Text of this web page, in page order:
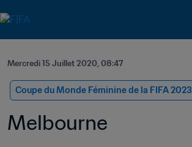
Mercredi 15 Juillet 2020, 08:47
Coupe du Monde Féminine de la FIFA 2023
Melbourne